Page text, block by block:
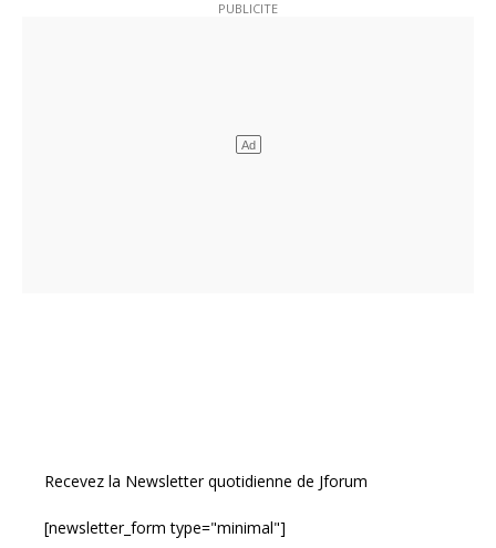
Recevez la Newsletter quotidienne de Jforum
[newsletter_form type="minimal"]